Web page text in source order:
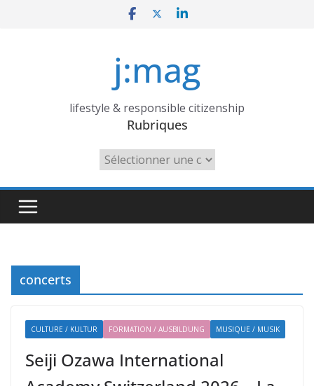
j:mag
lifestyle & responsible citizenship
Rubriques
Rubriques
concerts
CULTURE / KULTUR FORMATION / AUSBILDUNG MUSIQUE / MUSIK
Seiji Ozawa International